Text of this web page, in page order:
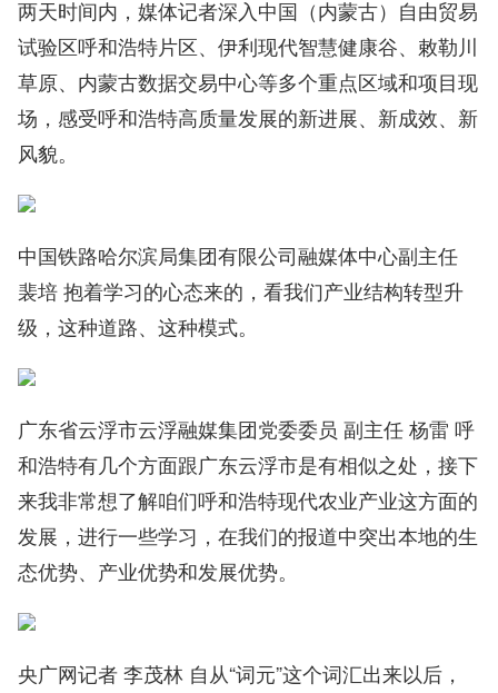
两天时间内，媒体记者深入中国（内蒙古）自由贸易
试验区呼和浩特片区、伊利现代智慧健康谷、敕勒川
草原、内蒙古数据交易中心等多个重点区域和项目现
场，感受呼和浩特高质量发展的新进展、新成效、新
风貌。
中国铁路哈尔滨局集团有限公司融媒体中心副主任
裴培 抱着学习的心态来的，看我们产业结构转型升
级，这种道路、这种模式。
广东省云浮市云浮融媒集团党委委员 副主任 杨雷 呼
和浩特有几个方面跟广东云浮市是有相似之处，接下
来我非常想了解咱们呼和浩特现代农业产业这方面的
发展，进行一些学习，在我们的报道中突出本地的生
态优势、产业优势和发展优势。
央广网记者 李茂林 自从“词元”这个词汇出来以后，